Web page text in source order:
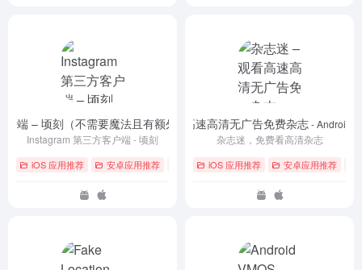
端 – 顷刻（不需要魔法且有额外福利）- ins顷刻最新版
Instagram 第三方客户端 - 顷刻
iOS 应用推荐 安卓应用推荐 # Android # Instagram # iOS
杂志迷 – 观看高速高清无广告免费杂志- Android
杂志迷，免费看高清杂志
iOS 应用推荐 安卓应用推荐